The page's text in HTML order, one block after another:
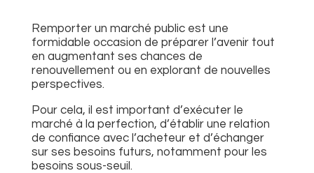
Remporter un marché public est une
formidable occasion de préparer l’avenir tout
en augmentant ses chances de
renouvellement ou en explorant de nouvelles
perspectives.
Pour cela, il est important d’exécuter le
marché à la perfection, d’établir une relation
de confiance avec l’acheteur et d’échanger
sur ses besoins futurs, notamment pour les
besoins sous-seuil.